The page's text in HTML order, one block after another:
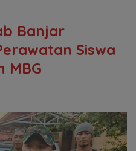
Banjar
Siswa
MBG